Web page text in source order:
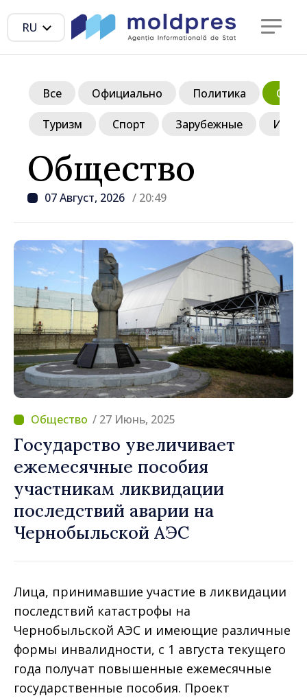
RU
Общество
07 Август, 2026 / 20:49
Все Официально Политика
Туризм Спорт Зарубежные
/ 27 Июнь, 2025
Государство увеличивает
ежемесячные пособия
участникам ликвидации
последствий аварии на
Чернобыльской АЭС
Лица, принимавшие участие в ликвидации
последствий катастрофы на
Чернобыльской АЭС и имеющие различные
формы инвалидности, с 1 августа текущего
года получат повышенные ежемесячные
государственные пособия. Проект